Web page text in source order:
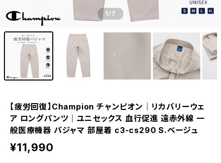
1/7
【疲労回復】Champion チャンピオン｜リカバリーウェ
ア ロングパンツ｜ユニセックス 血行促進 遠赤外線 一
般医療機器 パジャマ 部屋着 c3-cs290 S.ベージュ
¥11,990